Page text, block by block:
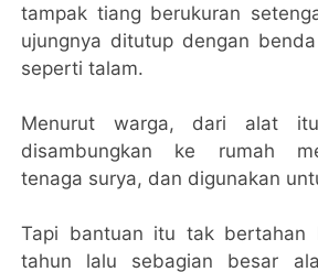
tampak tiang berukuran
ujungnya ditutup dengan
seperti talam.
Menurut warga, dari alat
disambungkan ke rumah
tenaga surya, dan digunakan
Tapi bantuan itu tak bertahan
tahun lalu sebagian besar